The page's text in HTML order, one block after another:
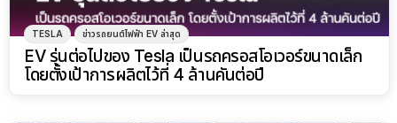
TESLA ข่าวรถยนต์ไฟฟ้า EV ล่าสุด
EV รุ่นต่อไปของ Tesla เป็นรถครอสโอเวอร์ขนาดเล็ก
โดยตั้งเป้าการผลิตไว้ที่ 4 ล้านคันต่อปี